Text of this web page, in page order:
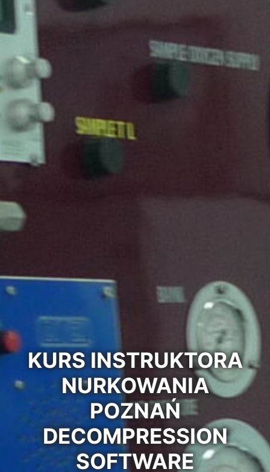
KURS INSTRUKTORA
NURKOWANIA
POZNAŃ
DECOMPRESSION
SOFTWARE